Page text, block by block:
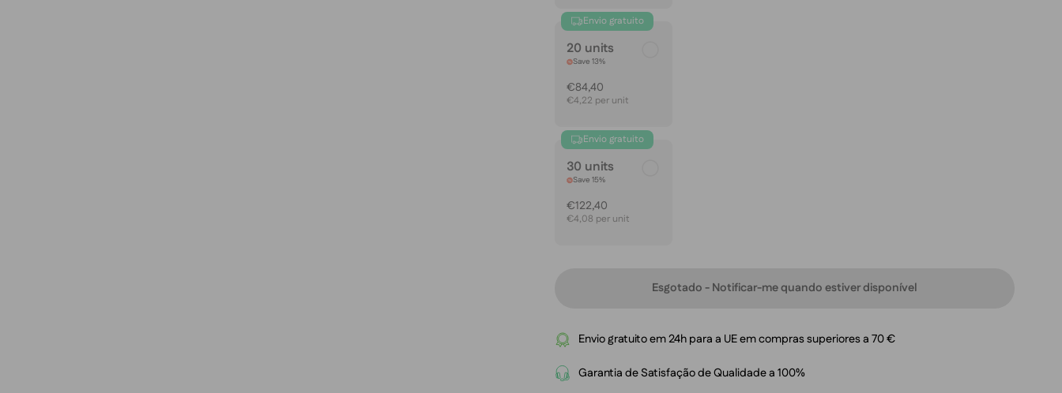
Envio gratuito
20 units
Save 13%
€84,40
€4,22 per unit
Envio gratuito
30 units
Save 15%
€122,40
€4,08 per unit
Esgotado - Notificar-me quando estiver disponível
Envio gratuito em 24h para a UE em compras superiores a 70 €
Garantia de Satisfação de Qualidade a 100%